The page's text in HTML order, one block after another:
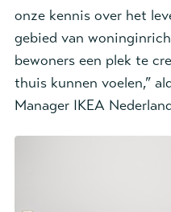
onze kennis over het
gebied van
bewoners een plek te
thuis kunnen voelen,”
Manager IKEA